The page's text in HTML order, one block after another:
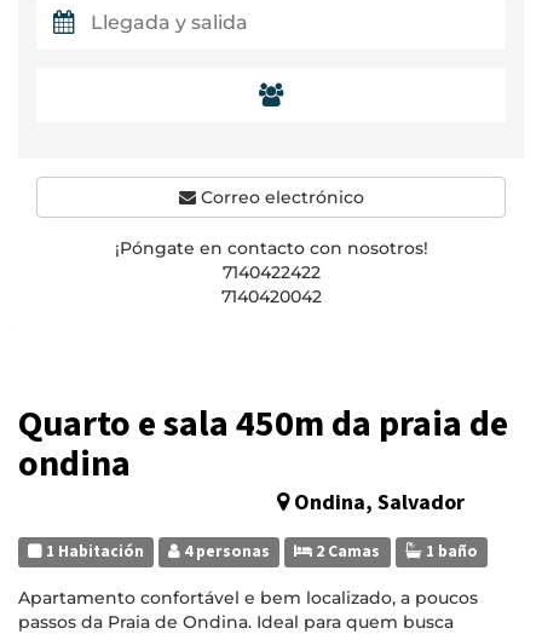
Quarto e sala 450m da praia de
ondina
Ondina, Salvador
1 Habitación 4 personas 2 Camas 1 baño
Apartamento confortável e bem localizado, a poucos
passos da Praia de Ondina. Ideal para quem busca
Correo electrónico
¡Póngate en contacto con nosotros!
7140422422
7140420042